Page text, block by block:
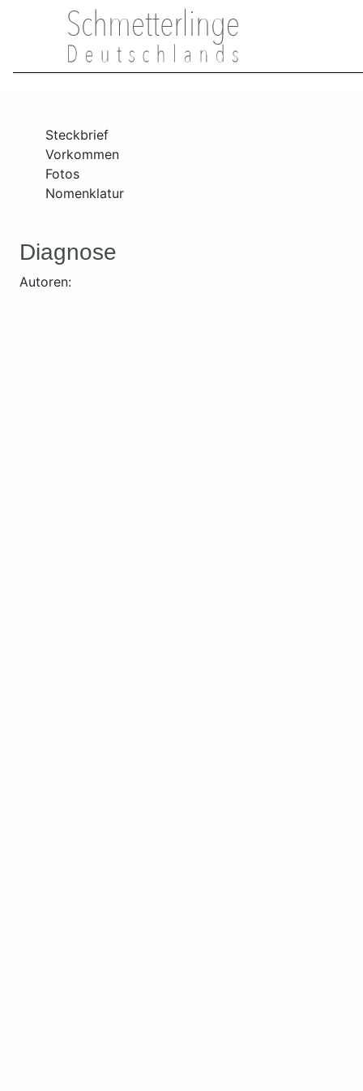
Steckbrief
Vorkommen
Fotos
Nomenklatur
Diagnose
Autoren: